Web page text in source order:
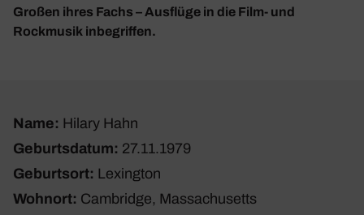
Großen ihres Fachs – Ausflüge in die Film- und
Rockmusik inbegriffen.
Name: Hilary Hahn
Geburtsdatum: 27.11.1979
Geburtsort: Lexington
Wohnort: Cambridge, Massa­chu­setts